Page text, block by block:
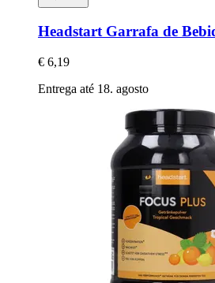
Headstart Garrafa de
€ 6,19
Entrega até 18. agosto